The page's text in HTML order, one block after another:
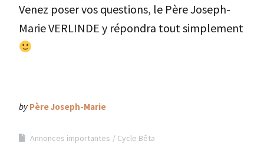
Venez poser vos questions, le Père Joseph-
Marie VERLINDE y répondra tout simplement
by Père Joseph-Marie
Annonces importantes Cycle Bêta